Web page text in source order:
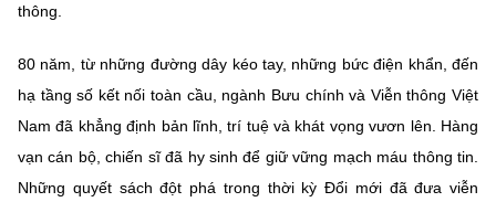
thông.
80 năm, từ những đường dây kéo tay, những bức điện khẩn, đến
hạ tầng số kết nối toàn cầu, ngành Bưu chính và Viễn thông Việt
Nam đã khẳng định bản lĩnh, trí tuệ và khát vọng vươn lên. Hàng
vạn cán bộ, chiến sĩ đã hy sinh để giữ vững mạch máu thông tin.
Những quyết sách đột phá trong thời kỳ Đổi mới đã đưa viễn